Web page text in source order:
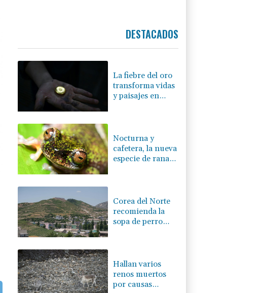
DESTACADOS
La fiebre del oro
transforma vidas
y paisajes en
Nocturna y
cafetera, la nueva
especie de rana
Corea del Norte
recomienda la
sopa de perro
Hallan varios
renos muertos
por causas